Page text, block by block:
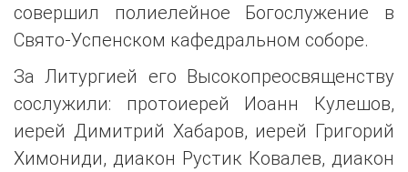
совершил полиелейное Богослужение в
Свято-Успенском кафедральном соборе.
За Литургией его Высокопреосвященству
сослужили: протоиерей Иоанн Кулешов,
иерей Димитрий Хабаров, иерей Григорий
Химониди, диакон Рустик Ковалев, диакон